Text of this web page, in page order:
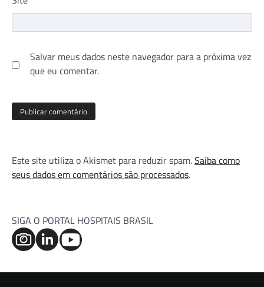
Salvar meus dados neste navegador para a próxima vez
que eu comentar.
Este site utiliza o Akismet para reduzir spam.Saiba como
seus dados em comentários são processados.
SIGA O PORTAL HOSPITAIS BRASIL